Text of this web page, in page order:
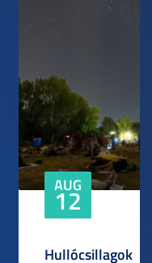
AUG
12
Hullócsillagok